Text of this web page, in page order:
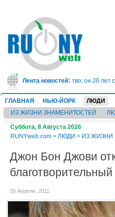
Лента новостей:
лет за мошенничество: он 20 лет
ГЛАВНАЯ НЬЮ-ЙОРК ЛЮДИ
ИЗ ЖИЗНИ ЗНАМЕНИТОСТЕЙ
Суббота, 8 Августа 2026
RUNYweb.com > ЛЮДИ > ИЗ ЖИЗНИ
Джон Бон Джови
28 Апреля, 2011